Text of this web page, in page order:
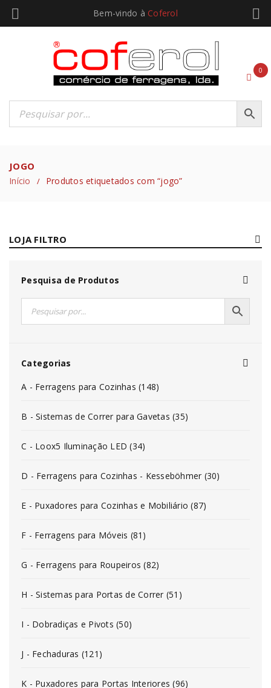
Bem-vindo à Coferol
0
JOGO
Início / Produtos etiquetados com “jogo”
LOJA FILTRO
Pesquisa de Produtos
Categorias
A - Ferragens para Cozinhas (148)
B - Sistemas de Correr para Gavetas (35)
C - Loox5 Iluminação LED (34)
D - Ferragens para Cozinhas - Kesseböhmer (30)
E - Puxadores para Cozinhas e Mobiliário (87)
F - Ferragens para Móveis (81)
G - Ferragens para Roupeiros (82)
H - Sistemas para Portas de Correr (51)
I - Dobradiças e Pivots (50)
J - Fechaduras (121)
K - Puxadores para Portas Interiores (96)